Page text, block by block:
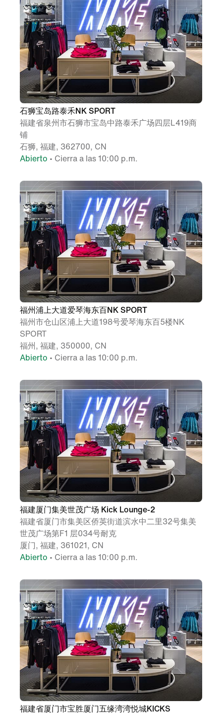
石狮宝岛路泰禾NK SPORT
福建省泉州市石狮市宝岛中路泰禾广场四层L419商
铺
石狮, 福建, 362700, CN
Abierto • Cierra a las 10:00 p.m.
福州浦上大道爱琴海东百NK SPORT
福州市仓山区浦上大道198号爱琴海东百5楼NK
SPORT
福州, 福建, 350000, CN
Abierto • Cierra a las 10:00 p.m.
福建厦门集美世茂广场 Kick Lounge-2
福建省厦门市集美区侨英街道滨水中二里32号集美
世茂广场第F1 层034号耐克
厦门, 福建, 361021, CN
Abierto • Cierra a las 10:00 p.m.
福建省厦门市宝胜厦门五缘湾湾悦城KICKS